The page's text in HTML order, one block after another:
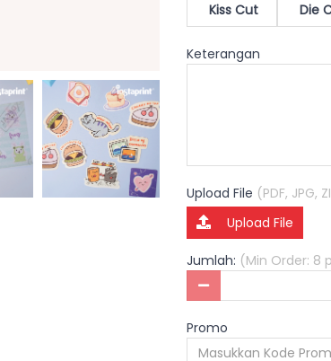
Kiss Cut
Die
Keterangan
Upload File (PDF, JPG,
Upload File
Jumlah: (Min Order: 8
Promo